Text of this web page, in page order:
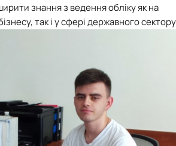
знання з ведення обліку як на
так і у сфері державного